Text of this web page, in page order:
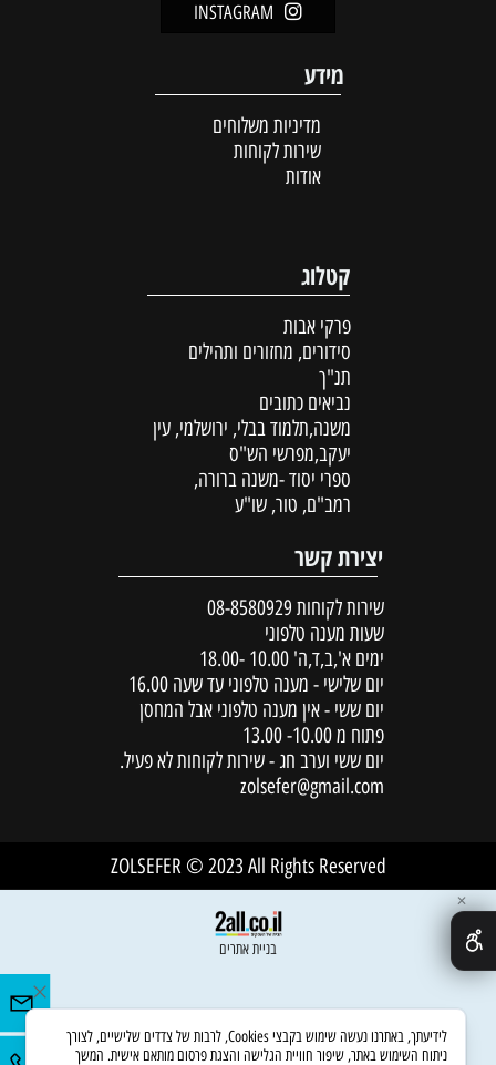
INSTAGRAM
מידע
מדיניות משלוחים
שירות לקוחות
אודות
קטלוג
פרקי אבות
סידורים, מחזורים ותהילים
תנ"ך
נביאים כתובים
משנה,תלמוד בבלי, ירושלמי, עין
יעקב,מפרשי הש"ס
ספרי יסוד -משנה ברורה,
רמב"ם, טור, שו"ע
יצירת קשר
שירות לקוחות 08-8580929
שעות מענה טלפוני
ימים א',ב,ד,ה' 10.00 -18.00
יום שלישי - מענה טלפוני עד שעה 16.00
יום ששי - אין מענה טלפוני אבל המחסן
פתוח מ 10.00- 13.00
יום ששי וערב חג - שירות לקוחות לא פעיל.
zolsefer@gmail.com
ZOLSEFER © 2023 All Rights Reserved
בניית אתרים
✕
לידיעתך, באתרנו נעשה שימוש בקבצי Cookies, לרבות של צדדים שלישיים, לצורך
ניתוח השימוש באתר, שיפור חוויית הגלישה והצגת פרסום מותאם אישית. המשך